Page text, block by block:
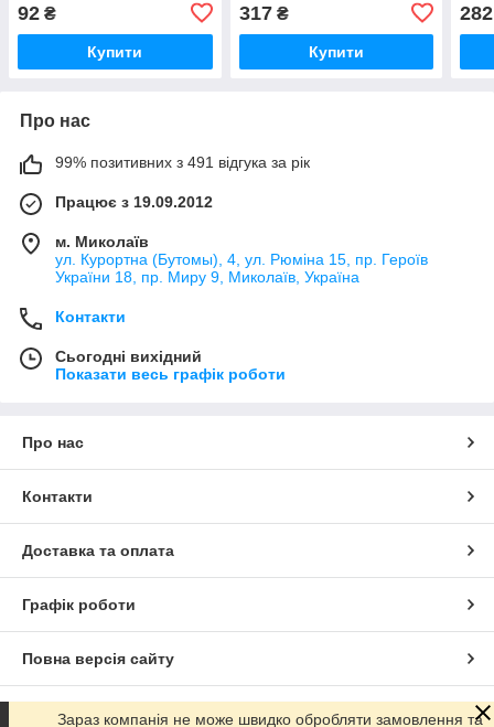
92 ₴
Купити
317₴
Купити
282
Про нас
99% позитивних з 491 відгука за рік
Працює з 19.09.2012
м. Миколаїв
ул. Курортна (Бутомы), 4, ул. Рюміна 15, пр. Героїв
України 18, пр. Миру 9, Миколаїв, Україна
Контакти
Сьогодні вихідний
Показати весь графік роботи
Про нас
Контакти
Доставка та оплата
Графік роботи
Повна версія сайту
Сайт створено на маркетплейсі Prom.ua
Зараз компанія не може швидко обробляти замовлення та